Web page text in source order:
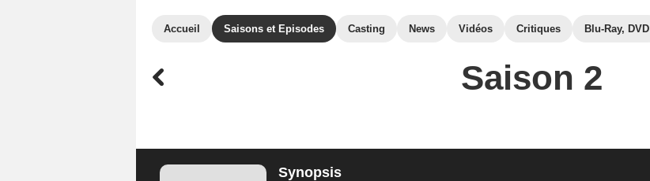
Accueil Saisons et Episodes Casting News Vidéos Critiques Blu-Ray, DVD
Saison 2
Synopsis